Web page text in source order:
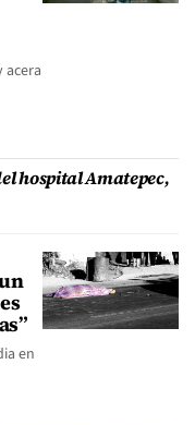
acera
hospital Amatepec,
en